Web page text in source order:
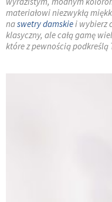
materiałowi niezwykłą
naswetry damskiei wybierz
klasyczny, ale całą gamę
które z pewnością